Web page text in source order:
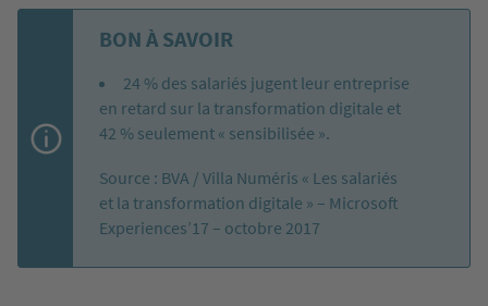
BON À SAVOIR
24 % des salariés jugent leur entreprise
en retard sur la transformation digitale et
42 % seulement « sensibilisée ».
Source : BVA / Villa Numéris « Les salariés
et la transformation digitale » – Microsoft
Experiences’17 – octobre 2017